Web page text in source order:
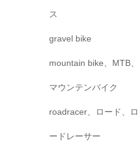
ス
gravel bike
mountain bike、MTB、
マウンテンバイク
roadracer、ロード、ロ
ードレーサー